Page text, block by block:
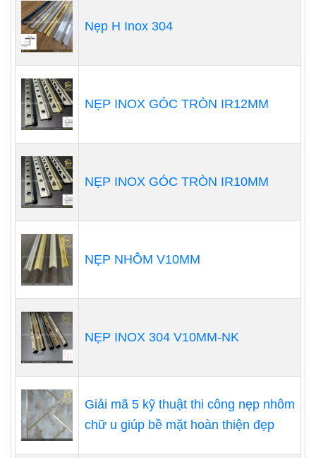
Nẹp H Inox 304
NẸP INOX GÓC TRÒN IR12MM
NẸP INOX GÓC TRÒN IR10MM
NẸP NHÔM V10MM
NẸP INOX 304 V10MM-NK
Giải mã 5 kỹ thuật thi công nẹp nhôm
chữ u giúp bề mặt hoàn thiện đẹp